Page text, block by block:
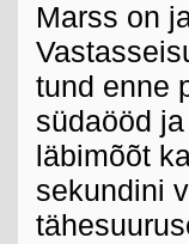
Marss on
tund enne
südaööd
läbimõõt
sekundini